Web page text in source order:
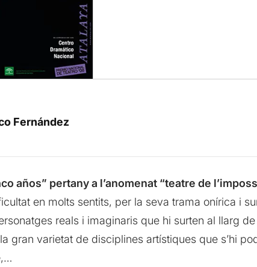
Fernández
años” pertany a l’anomenat “teatre de
en molts sentits, per la seva trama onírica i
reals i imaginaris que hi surten al llarg
gran varietat de disciplines artístiques que s’hi